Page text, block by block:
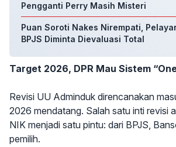
Pengganti Perry Masih Misteri
Puan Soroti Nakes Nirempati,
BPJS Diminta Dievaluasi Total
Target 2026, DPR Mau Sistem
Revisi UU Adminduk direncanakan
2026 mendatang. Salah satu inti revisi
NIK menjadi satu pintu: dari BPJS,
pemilih.